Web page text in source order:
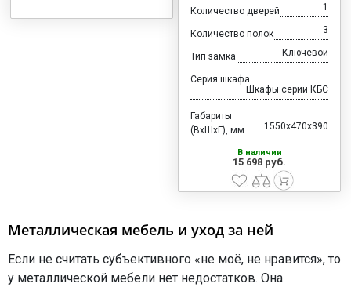
Количество дверей 1
Количество полок 3
Тип замка Ключевой
Серия шкафа
Шкафы серии КБС
Габариты
(ВхШхГ), мм
1550x470x390
В наличии
15 698 руб.
Металлическая мебель и уход за ней
Если не считать субъективного «не моё, не нравится», то
у металлической мебели нет недостатков. Она